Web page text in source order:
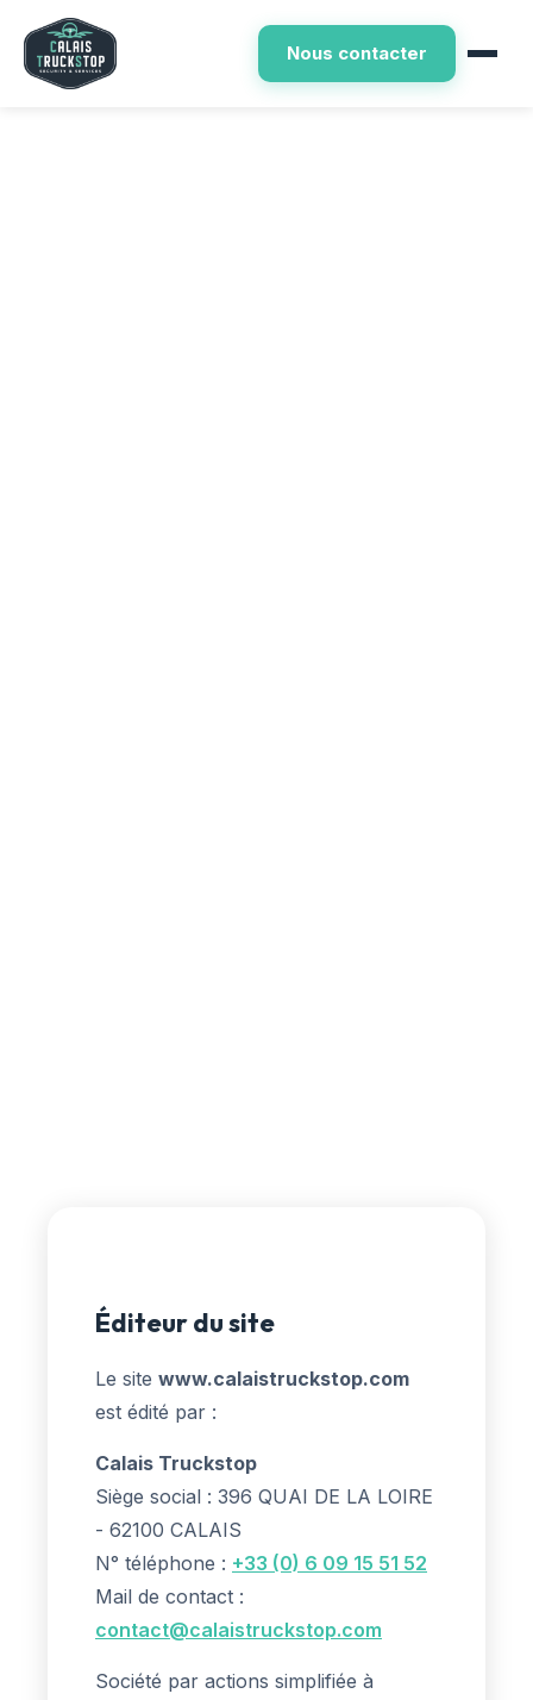
Nous contacter
Éditeur du site
Le site www.calaistruckstop.com
est édité par :
Calais Truckstop
Siège social : 396 QUAI DE LA LOIRE
- 62100 CALAIS
N° téléphone : +33 (0) 6 09 15 51 52
Mail de contact :
contact@calaistruckstop.com
Société par actions simplifiée à